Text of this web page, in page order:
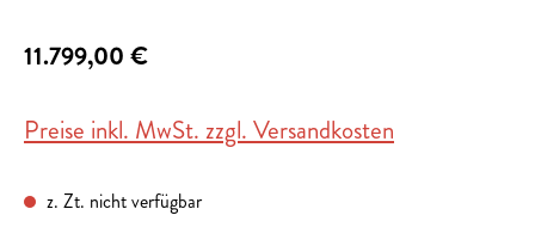
11.799,00 €
Preise inkl. MwSt. zzgl. Versandkosten
z. Zt. nicht verfügbar